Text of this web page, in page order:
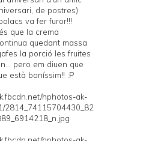
de postres)
va fer furor!!!
que la crema
quedant massa
la porció les fruites
pero em diuen que
està boníssim!! :P
hphotos-ak-
2814_74115704430_82